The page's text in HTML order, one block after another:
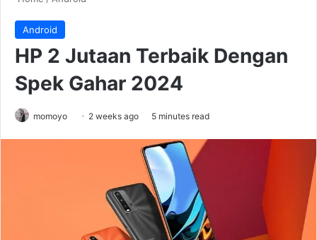
Android
HP 2 Jutaan Terbaik Dengan
Spek Gahar 2024
momoyo 2 weeks ago 5 minutes read